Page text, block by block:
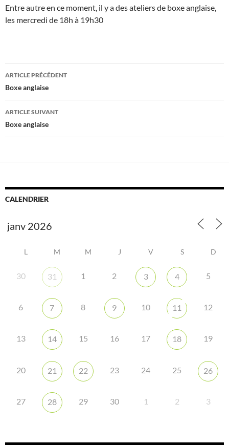
Entre autre en ce moment, il y a des ateliers de boxe anglaise,
les mercredi de 18h à 19h30
Navigation
des
articles
ARTICLE PRÉCÉDENT
Boxe anglaise
ARTICLE SUIVANT
Boxe anglaise
CALENDRIER
L M M J V S D
30 31 1 2 3 4 5
6 7 8 9 10 11 12
13 14 15 16 17 18 19
20 21 22 23 24 25 26
27 28 29 30 1 2 3